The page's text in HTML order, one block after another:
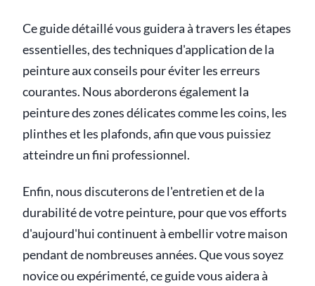
Ce guide détaillé vous guidera à travers les étapes
essentielles, des techniques d'application de la
peinture aux conseils pour éviter les erreurs
courantes. Nous aborderons également la
peinture des zones délicates comme les coins, les
plinthes et les plafonds, afin que vous puissiez
atteindre un fini professionnel.
Enfin, nous discuterons de l'entretien et de la
durabilité de votre peinture, pour que vos efforts
d'aujourd'hui continuent à embellir votre maison
pendant de nombreuses années. Que vous soyez
novice ou expérimenté, ce guide vous aidera à